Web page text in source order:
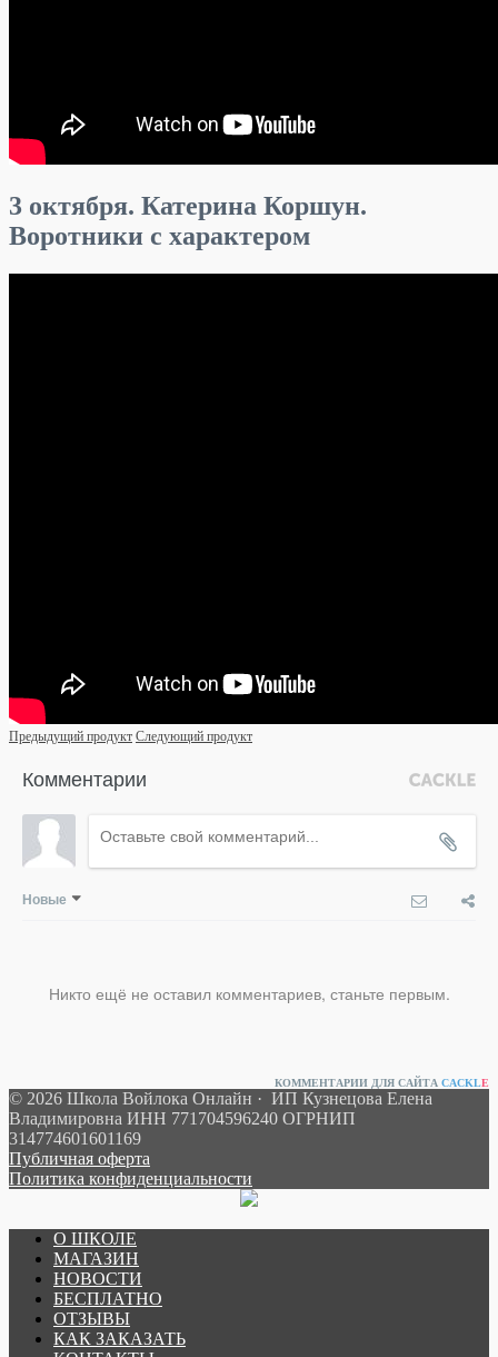
3 октября. Катерина Коршун.
Воротники с характером
Предыдущий продукт Следующий продукт
Комментарии
Новые
Никто ещё не оставил комментариев, станьте первым.
КОММЕНТАРИИ ДЛЯ САЙТА CACKLE
© 2026 Школа Войлока Онлайн · ИП Кузнецова Елена
Владимировна ИНН 771704596240 ОГРНИП
314774601601169
Публичная оферта
Политика конфиденциальности
О ШКОЛЕ
МАГАЗИН
НОВОСТИ
БЕСПЛАТНО
ОТЗЫВЫ
КАК ЗАКАЗАТЬ